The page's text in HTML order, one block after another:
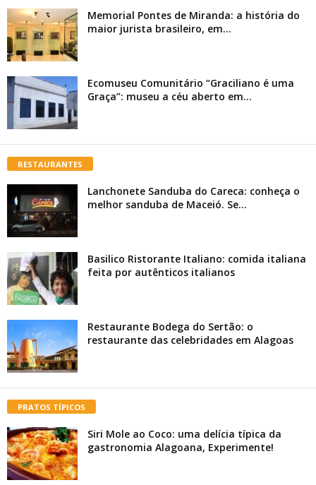
Memorial Pontes de Miranda: a história do
maior jurista brasileiro, em...
Ecomuseu Comunitário “Graciliano é uma
Graça”: museu a céu aberto em...
RESTAURANTES
Lanchonete Sanduba do Careca: conheça o
melhor sanduba de Maceió. Se...
Basilico Ristorante Italiano: comida italiana
feita por autênticos italianos
Restaurante Bodega do Sertão: o
restaurante das celebridades em Alagoas
PRATOS TÍPICOS
Siri Mole ao Coco: uma delícia típica da
gastronomia Alagoana, Experimente!